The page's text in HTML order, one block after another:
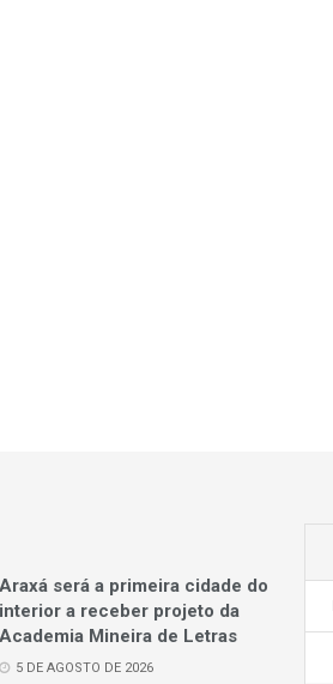
Araxá será a primeira cidade do
interior a receber projeto da
Academia Mineira de Letras
5 DE AGOSTO DE 2026